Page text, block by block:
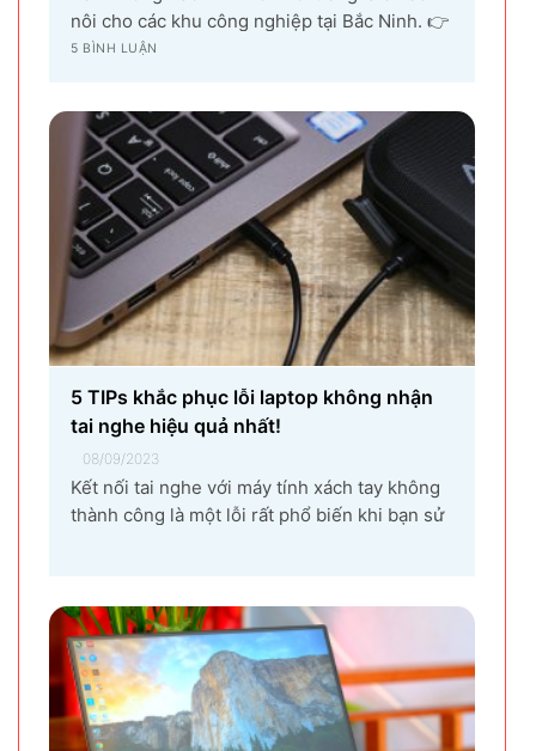
tai nghe hiệu quả nhất!
08/09/2023
Kết nối tai nghe với máy tính xách tay không
thành công là một lỗi rất phổ biến khi bạn sử
dụng laptop thường xuyên. Nguyên nhân gây
ra lỗi laptop không nhận tai nghe là gì? Làm
sao để khắc phục hiệu quả tình trạng laptop –
máy tính...
Nguyên nhân và cách khắc phục trong 10
giây!
08/09/2023
bị mất tiếng là một trong những tình trạng
người dùng thường gặp phải, máy không phát